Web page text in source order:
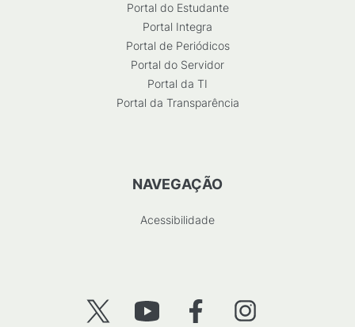
Portal do Estudante
Portal Integra
Portal de Periódicos
Portal do Servidor
Portal da TI
Portal da Transparência
NAVEGAÇÃO
Acessibilidade